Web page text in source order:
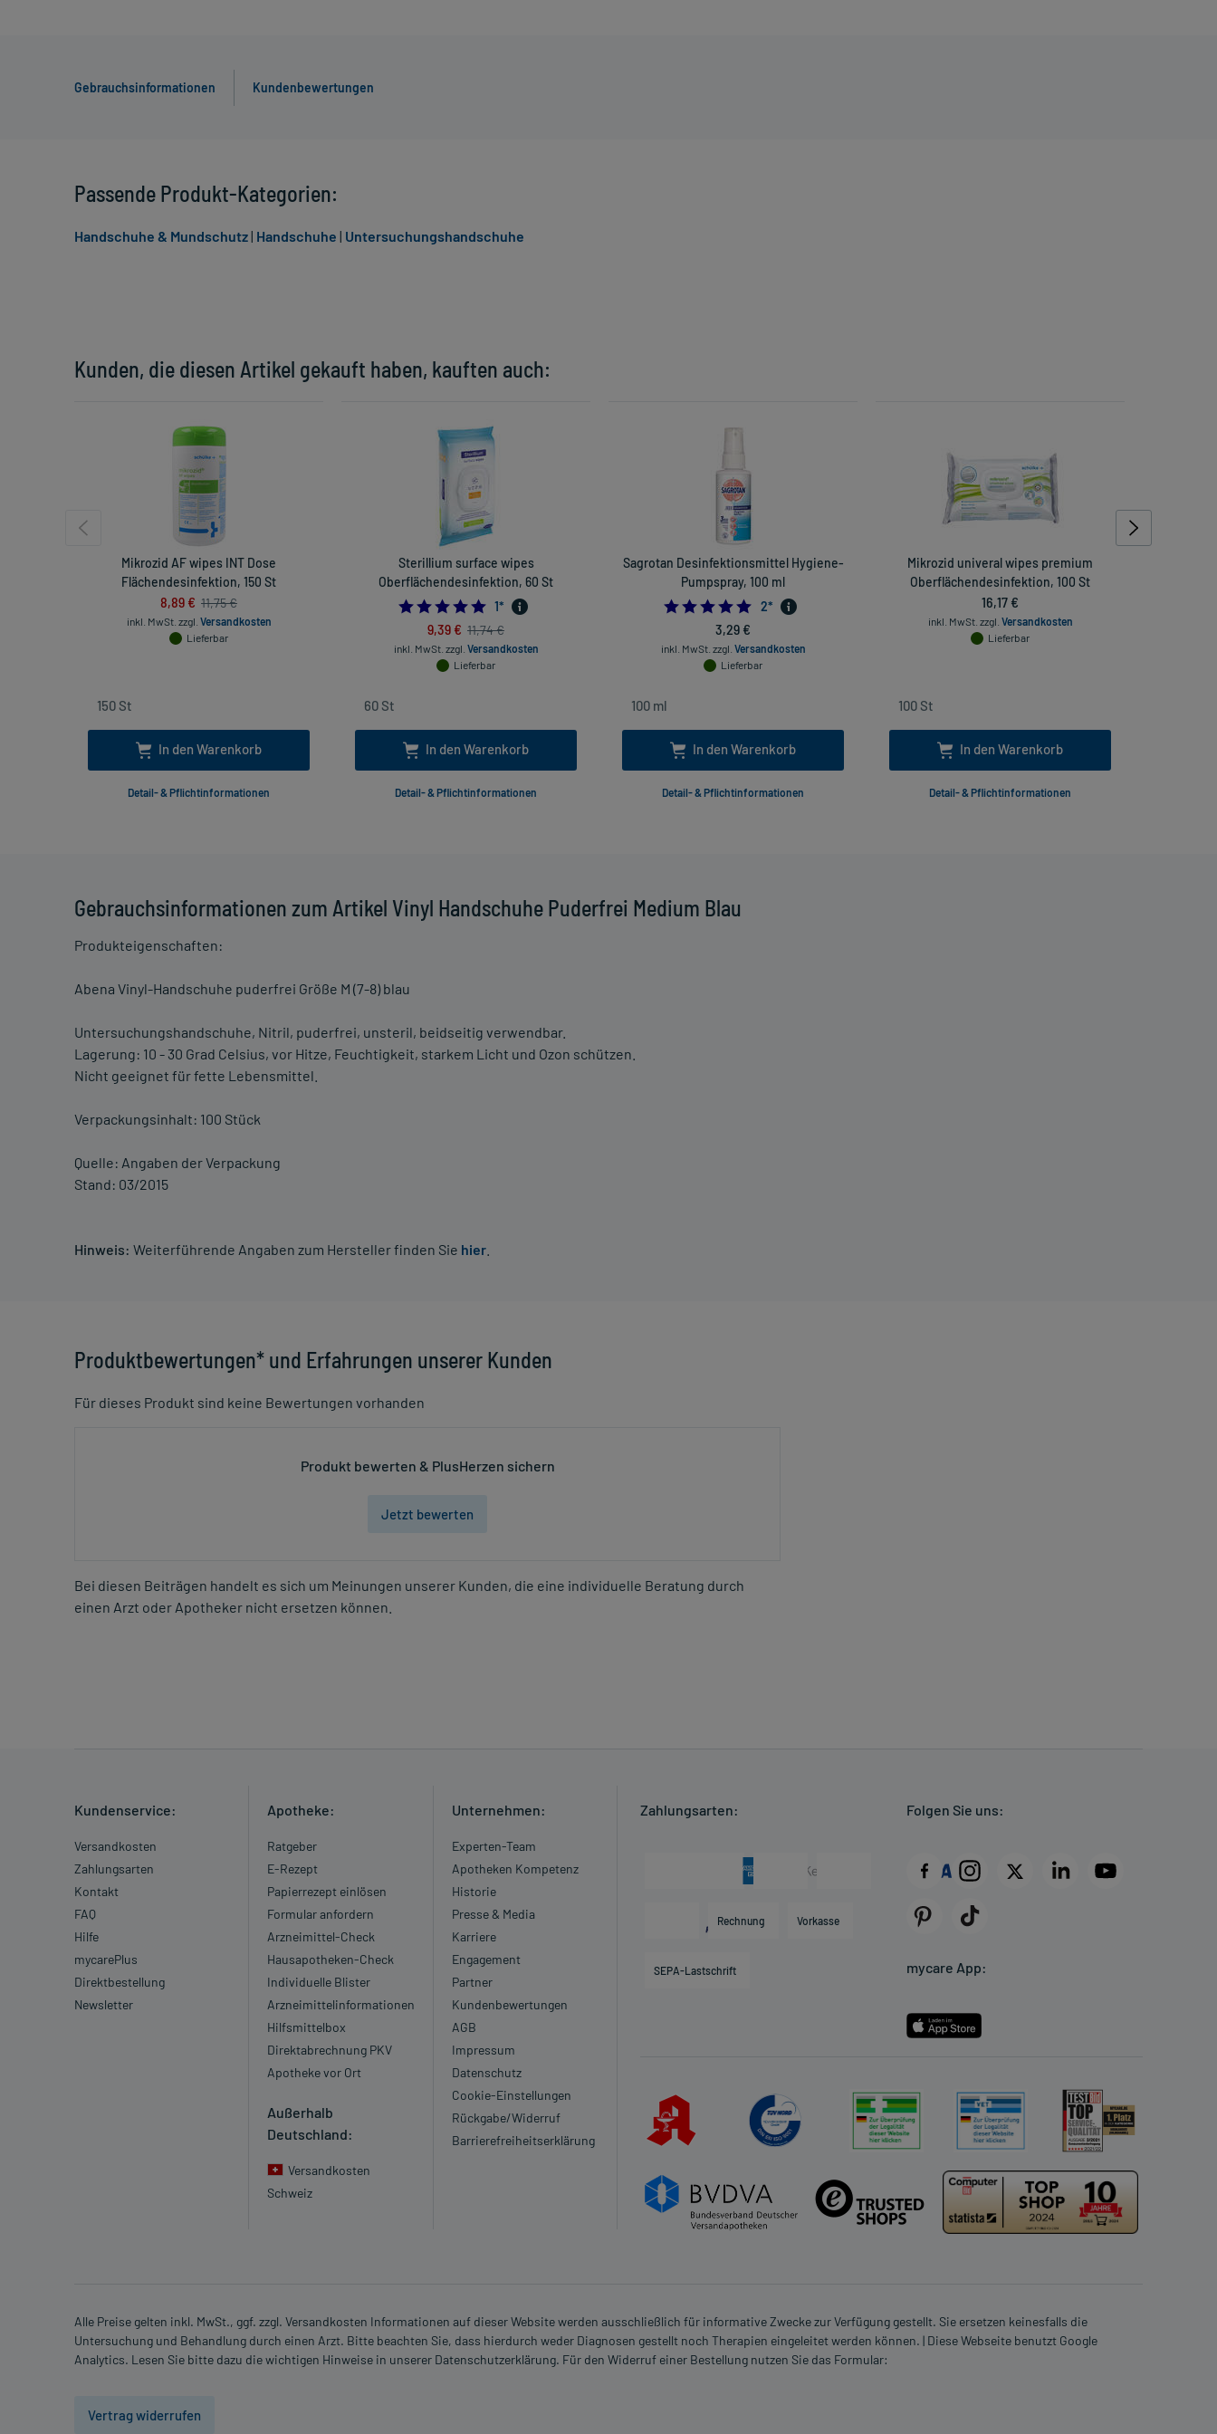
Gebrauchsinformationen Kundenbewertungen
Gebrauchsinformationen zum Artikel Vinyl Handschuhe Puderfrei Medium Blau
Produkteigenschaften:
Abena Vinyl-Handschuhe puderfrei Größe M (7-8) blau
Untersuchungshandschuhe, Nitril, puderfrei, unsteril, beidseitig verwendbar.
Lagerung: 10 - 30 Grad Celsius, vor Hitze, Feuchtigkeit, starkem Licht und Ozon schützen.
Nicht geeignet für fette Lebensmittel.
Verpackungsinhalt: 100 Stück
Quelle: Angaben der Verpackung
Stand: 03/2015
Hinweis: Weiterführende Angaben zum Hersteller finden Sie hier
Produktbewertungen* und Erfahrungen unserer Kunden
Für dieses Produkt sind keine Bewertungen vorhanden
Produkt bewerten & PlusHerzen sichern
Jetzt bewerten
Bei diesen Beiträgen handelt es sich um Meinungen unserer Kunden, die eine individuelle Beratung durch
einen Arzt oder Apotheker nicht ersetzen können.
Kunden, die diesen Artikel gekauft haben, kauften auch:
Mikrozid AF wipes INT Dose
Flächendesinfektion, 150 St
8,89 € 11,75 €
inkl. MwSt. zzgl. Versandkosten
Lieferbar
In den Warenkorb
Detail- & Pflichtinformationen
Sterillium surface wipes
Oberflächendesinfektion, 60 St
5.0
1*
9,39 € 11,74 €
inkl. MwSt. zzgl. Versandkosten
Lieferbar
In den Warenkorb
Detail- & Pflichtinformationen
Sagrotan Desinfektionsmittel Hygiene-
Pumpspray, 100 ml
5.0
2*
3,29 €
inkl. MwSt. zzgl. Versandkosten
Lieferbar
In den Warenkorb
Detail- & Pflichtinformationen
Mikrozid univeral wipes premium
Oberflächendesinfektion, 100 St
16,17 €
inkl. MwSt. zzgl. Versandkosten
Lieferbar
In den Warenkorb
Detail- & Pflichtinformationen
Passende Produkt-Kategorien:
Handschuhe & Mundschutz| Handschuhe | Untersuchungshandschuhe
Kundenservice:
Versandkosten
Zahlungsarten
Kontakt
FAQ
Hilfe
mycarePlus
Direktbestellung
Newsletter
Apotheke:
Ratgeber
E-Rezept
Papierrezept einlösen
Formular anfordern
Arzneimittel-Check
Hausapotheken-Check
Individuelle Blister
Arzneimittelinformationen
Hilfsmittelbox
Direktabrechnung PKV
Apotheke vor Ort
Außerhalb
Deutschland:
Versandkosten
Schweiz
Unternehmen:
Experten-Team
Apotheken Kompetenz
Historie
Presse & Media
Karriere
Engagement
Partner
Kundenbewertungen
AGB
Impressum
Datenschutz
Cookie-Einstellungen
Rückgabe/Widerruf
Barrierefreiheitserklärung
Zahlungsarten:
Rechnung Vorkasse
SEPA-Lastschrift
Folgen Sie uns:
mycare App:
Alle Preise gelten inkl. MwSt., ggf. zzgl. Versandkosten Informationen auf dieser Website werden ausschließlich für informative Zwecke zur Verfügung gestellt. Sie ersetzen keinesfalls die
Untersuchung und Behandlung durch einen Arzt. Bitte beachten Sie, dass hierdurch weder Diagnosen gestellt noch Therapien eingeleitet werden können. | Diese Webseite benutzt Google
Analytics. Lesen Sie bitte dazu die wichtigen Hinweise in unserer Datenschutzerklärung. Für den Widerruf einer Bestellung nutzen Sie das Formular:
Vertrag widerrufen